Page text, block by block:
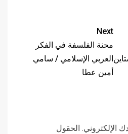
Next
محنة الفلسفة في الفكر
العربي الإسلامي / سامي
أمين عطا
الإلكتروني. الحقول